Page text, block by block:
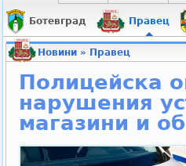
Ботевград Правец
Новини» Правец
Полицейска
нарушения
магазини и